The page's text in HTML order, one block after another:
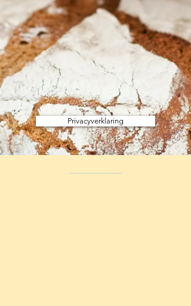
Privacyverklaring